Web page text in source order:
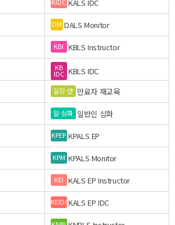
KIDC KALS IDC
DM DALS Monitor
KBI KBLS Instructor
KB
IDC KBLS IDC
일강-만 만료자 재교육
일-심화 일반인 심화
KPEP KPALS EP
KPM KPALS Monitor
KEI KALS EP Instructor
KEIDCKALS EP IDC